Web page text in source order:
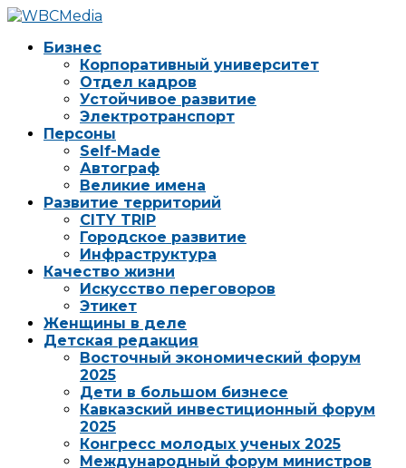
Бизнес
Корпоративный университет
Отдел кадров
Устойчивое развитие
Электротранспорт
Персоны
Self-Made
Автограф
Великие имена
Развитие территорий
CITY TRIP
Городское развитие
Инфраструктура
Качество жизни
Искусство переговоров
Этикет
Женщины в деле
Детская редакция
Восточный экономический форум
2025
Дети в большом бизнесе
Кавказский инвестиционный форум
2025
Конгресс молодых ученых 2025
Международный форум министров